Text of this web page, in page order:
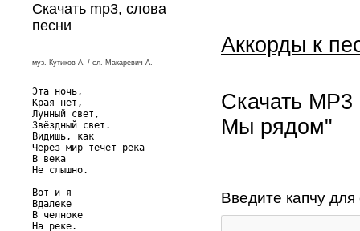
Скачать mp3, слова
песни
муз. Кутиков А. / сл. Макаревич А.
Эта ночь,
Края нет,
Лунный свет,
Звёздный свет.
Видишь, как
Через мир течёт река
В века
Не слышно.
Вот и я
Вдалеке
В челноке
На реке.
Аккорды к
Скачать
Мы рядом"
Введите капчу